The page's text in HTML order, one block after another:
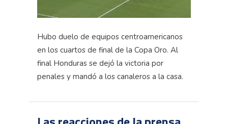
Hubo duelo de equipos centroamericanos
en los cuartos de final de la Copa Oro. Al
final Honduras se dejó la victoria por
penales y mandó a los canaleros a la casa.